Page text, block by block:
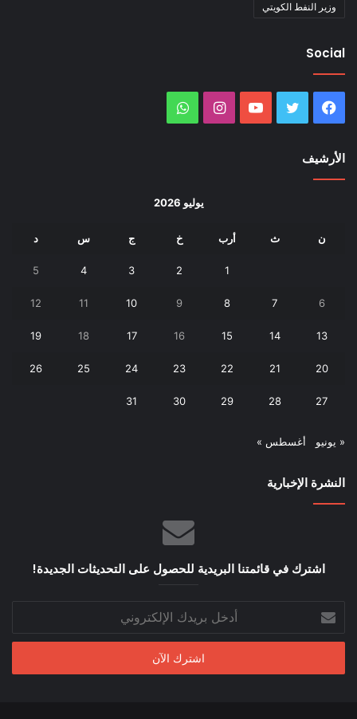
وزير النفط الكويتي
Social
فيسبوك تويتر يوتيوب انستقرام
الأرشيف
يوليو 2026
ن ث أرب خ ج س د
1
2
3
4
5
6
7
8
9
10
11
12
13
14
15
16
17
18
19
20
21
22
23
24
25
26
27
28
29
30
31
« يونيو أغسطس »
النشرة الإخبارية
اشترك في قائمتنا البريدية للحصول على التحديثات الجديدة!
بريدك
الإلكتروني